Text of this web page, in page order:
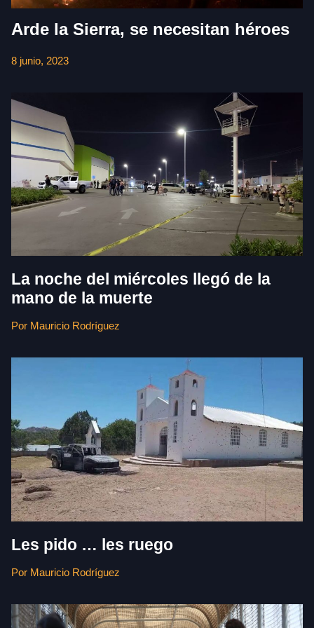
Arde la Sierra, se necesitan héroes
8 junio, 2023
La noche del miércoles llegó de la
mano de la muerte
Por Mauricio Rodríguez
Les pido … les ruego
Por Mauricio Rodríguez